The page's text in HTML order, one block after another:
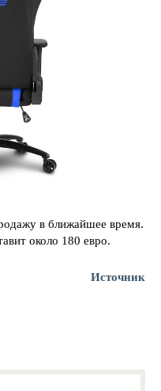
в ближайшее время.
около 180 евро.
Источник